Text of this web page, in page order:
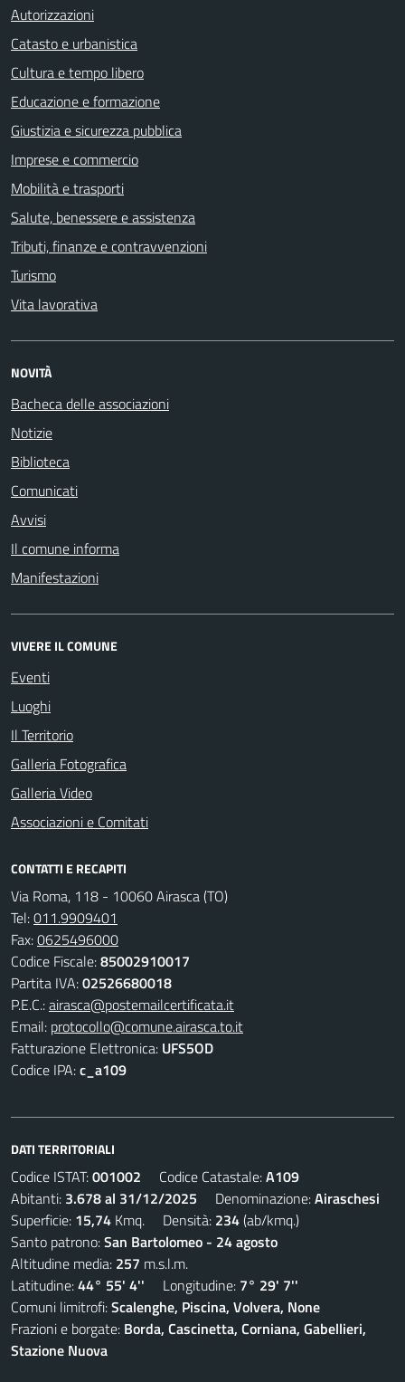
Autorizzazioni
Catasto e urbanistica
Cultura e tempo libero
Educazione e formazione
Giustizia e sicurezza pubblica
Imprese e commercio
Mobilità e trasporti
Salute, benessere e assistenza
Tributi, finanze e contravvenzioni
Turismo
Vita lavorativa
NOVITÀ
Bacheca delle associazioni
Notizie
Biblioteca
Comunicati
Avvisi
Il comune informa
Manifestazioni
VIVERE IL COMUNE
Eventi
Luoghi
Il Territorio
Galleria Fotografica
Galleria Video
Associazioni e Comitati
CONTATTI E RECAPITI
Via Roma, 118 - 10060 Airasca (TO)
Tel:011.9909401
Fax:0625496000
Codice Fiscale:85002910017
Partita IVA:02526680018
P.E.C.:airasca@postemailcertificata.it
Email: protocollo@comune.airasca.to.it
Fatturazione Elettronica: UFS5OD
Codice IPA:c_a109
DATI TERRITORIALI
Codice ISTAT:001002 Codice Catastale:A109
Abitanti: 3.678 al 31/12/2025 Denominazione:Airaschesi
Superficie: 15,74 Kmq. Densità: 234(ab/kmq.)
Santo patrono:San Bartolomeo - 24 agosto
Altitudine media: 257 m.s.l.m.
Latitudine:44° 55' 4'' Longitudine: 7° 29' 7''
Comuni limitrofi:Scalenghe, Piscina, Volvera, None
Frazioni e borgate: Borda, Cascinetta, Corniana, Gabellieri,
Stazione Nuova